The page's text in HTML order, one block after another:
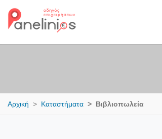
Αρχική Καταστήματα Βιβλιοπωλεία